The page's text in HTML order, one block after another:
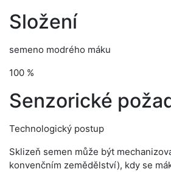
Složení
semeno modrého máku
100 %
Senzorické
Technologický postup
Sklizeň semen může být
konvenčním zemědělství), kdy se